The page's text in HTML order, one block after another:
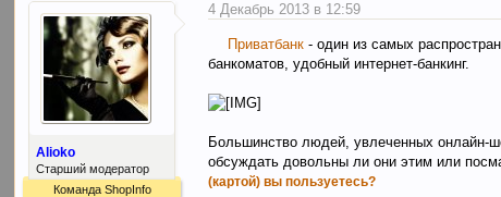
Alioko
Старший модератор
Команда ShopInfo
4 Декабрь 2013 в 12:59
Приватбанк - один из самых
банкоматов, удобный интернет-банкинг.
Большинство людей, увлеченных онлайн-
обсуждать довольны ли они этим или
(картой) вы пользуетесь?